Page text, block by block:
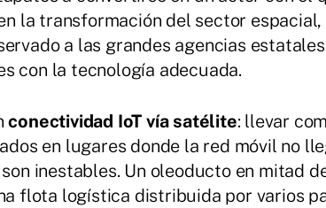
la transformación del sector
a las grandes agencias
con la tecnología adecuada.
conectividad IoT vía satélite: llevar
en lugares donde la red móvil no
inestables. Un oleoducto en mitad
flota logística distribuida por varios